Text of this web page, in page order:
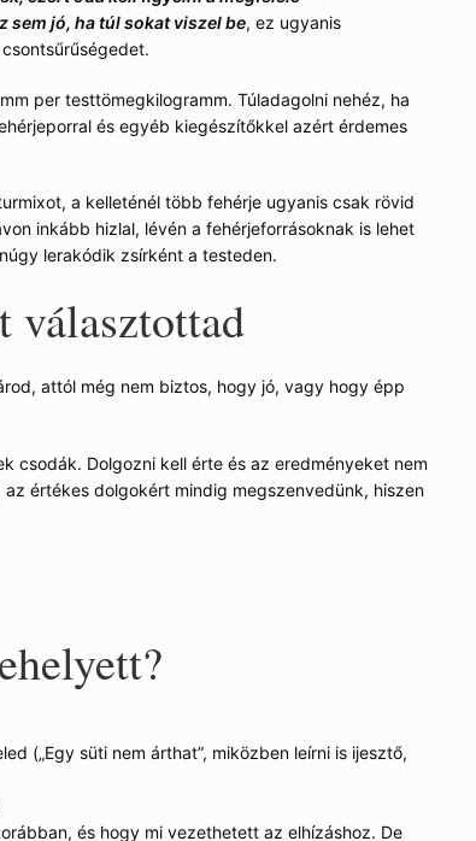
sem jó, ha túl sokat viszel be, ez ugyanis
per testtömegkilogramm. Túladagolni nehéz, ha
és egyéb kiegészítőkkel azért érdemes
a kelleténél több fehérje ugyanis csak rövid
inkább hizlal, lévén a fehérjeforrásoknak is lehet
lerakódik zsírként a testeden.
választottad
attól még nem biztos, hogy jó, vagy hogy épp
csodák. Dolgozni kell érte és az eredményeket nem
értékes dolgokért mindig megszenvedünk, hiszen
(„Egy süti nem árthat”, miközben leírni is ijesztő,
és hogy mi vezethetett az elhízáshoz. De